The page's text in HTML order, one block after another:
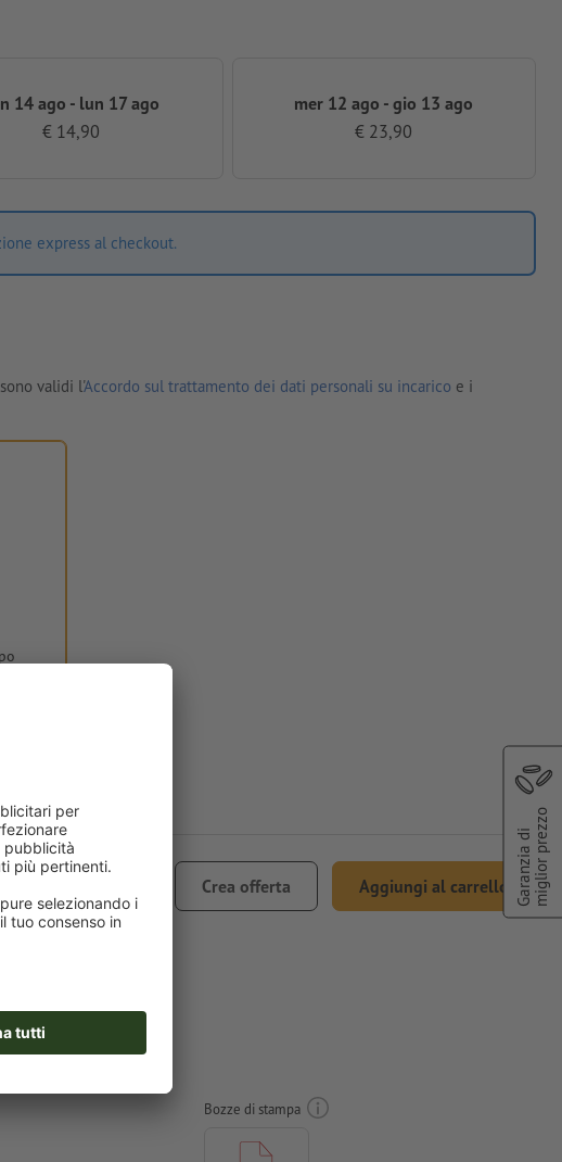
14 ago - lun 17 ago
€ 14,90
mer 12 ago - gio 13 ago
€ 23,90
express al checkout.
validi l'Accordo sul trattamento dei dati personali su incarico e i
incl. 22% IVA
€ 82,45 Crea offerta Aggiungi al carrello
A7-Quadrato
Bozze di stampa
Garanzia dimiglior prezzo